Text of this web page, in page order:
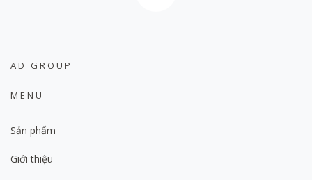
AD GROUP
MENU
Sản phẩm
Giới thiệu